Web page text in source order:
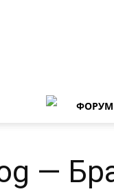
ФОРУМ
—